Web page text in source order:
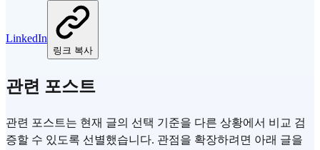
LinkedIn
링크 복사
관련 포스트
관련 포스트는 현재 글의 선택 기준을 다른 상황에서 비교 검
증할 수 있도록 선별했습니다. 관점을 확장하려면 아래 글을